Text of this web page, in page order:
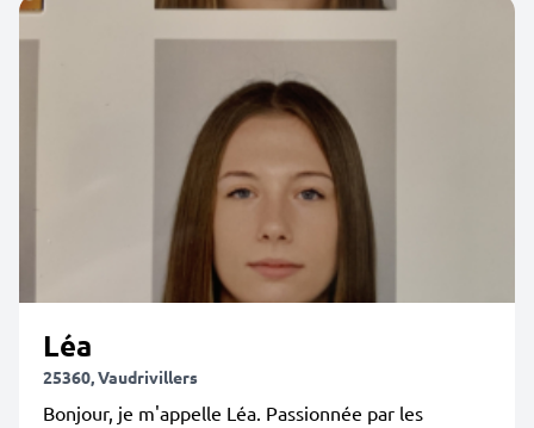
Léa
25360, Vaudrivillers
Bonjour, je m'appelle Léa. Passionnée par les